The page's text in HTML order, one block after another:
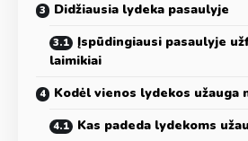
Didžiausia lydeka pasaulyje
Įspūdingiausi pasaulyje
laimikiai
Kodėl vienos lydekos užauga
Kas padeda lydekoms